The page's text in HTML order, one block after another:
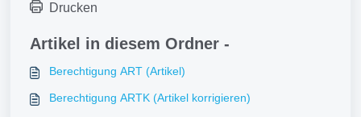
Drucken
Artikel in diesem Ordner -
Berechtigung ART (Artikel)
Berechtigung ARTK (Artikel korrigieren)